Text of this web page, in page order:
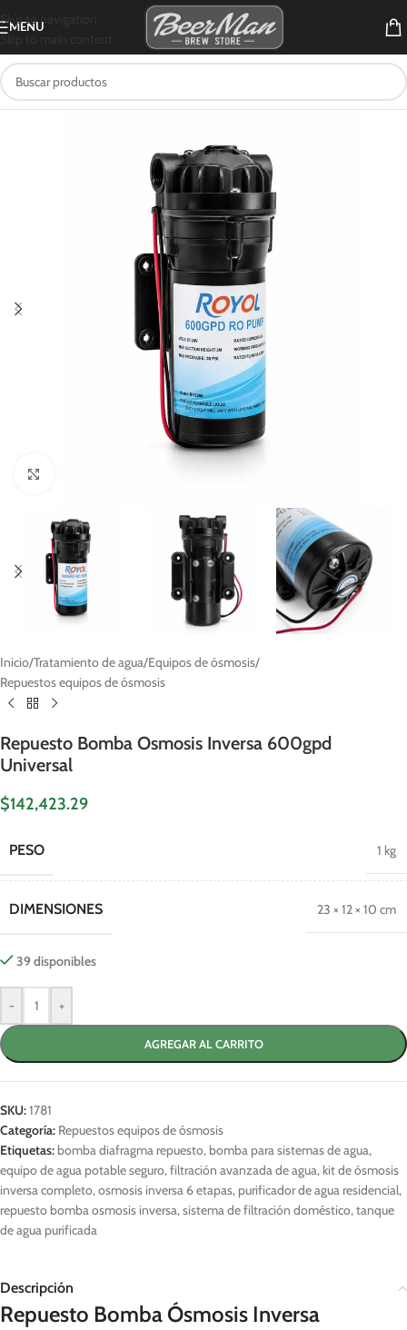
Skip to navigation
Skip to main content
MENU
Inicio/Tratamiento de agua/Equipos de ósmosis/
Repuestos equipos de ósmosis
Repuesto Bomba Osmosis Inversa 600gpd
Universal
$142,423.29
PESO 1 kg
DIMENSIONES 23 × 12 × 10 cm
39 disponibles
- +
AGREGAR AL CARRITO
SKU:1781
Categoría: Repuestos equipos de ósmosis
Etiquetas: bomba diafragma repuesto, bomba para sistemas de agua,
equipo de agua potable seguro,filtración avanzada de agua, kit de ósmosis
inversa completo,osmosis inversa 6 etapas, purificador de agua residencial,
repuesto bomba osmosis inversa,sistema de filtración doméstico,tanque
de agua purificada
Descripción
Repuesto Bomba Ósmosis Inversa